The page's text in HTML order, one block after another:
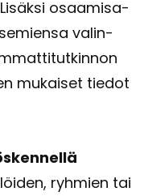
osaa­mi­sa­
va­lin­
mu­kai­set tie­dot
ryh­mien tai